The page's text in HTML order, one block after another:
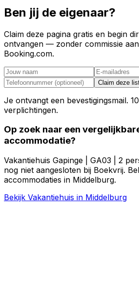
Ben jij de eigenaar?
Claim deze pagina gratis en begin
ontvangen — zonder commissie
Booking.com.
Claim deze
Je ontvangt een bevestigingsmail.
verplichtingen.
Op zoek naar een
accommodatie?
Vakantiehuis Gapinge | GA03 | 2
nog niet aangesloten bij Boekvrij.
accommodaties in Middelburg.
Bekijk Vakantiehuis in Middelburg